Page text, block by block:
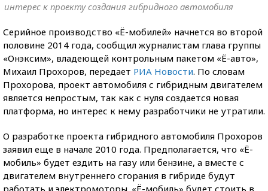
интерес к проекту создания гибридного автомобиля
Серийное производство «Ё-мобилей» начнется во второй
половине 2014 года, сообщил журналистам глава группы
«Онэксим», владеющей контрольным пакетом «Ё-авто»,
Михаил Прохоров, передает РИА Новости. По словам
Прохорова, проект автомобиля с гибридным двигателем
является непростым, так как с нуля создается новая
платформа, но интерес к нему разработчики не утратили.
О разработке проекта гибридного автомобиля Прохоров
заявил еще в начале 2010 года. Предполагается, что «Ё-
мобиль» будет ездить на газу или бензине, а вместе с
двигателем внутреннего сгорания в гибриде будут
работать и электромоторы. «Ё-мобиль» будет стоить в